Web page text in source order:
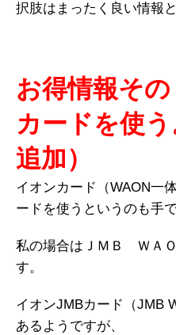
択肢はまったく良い情報
お得情報そ
カードを使
追加）
イオンカード（WAON一
ードを使うというのも手で
私の場合はＪＭＢ ＷＡ
す。
イオンJMBカード（JMB
あるようですが、